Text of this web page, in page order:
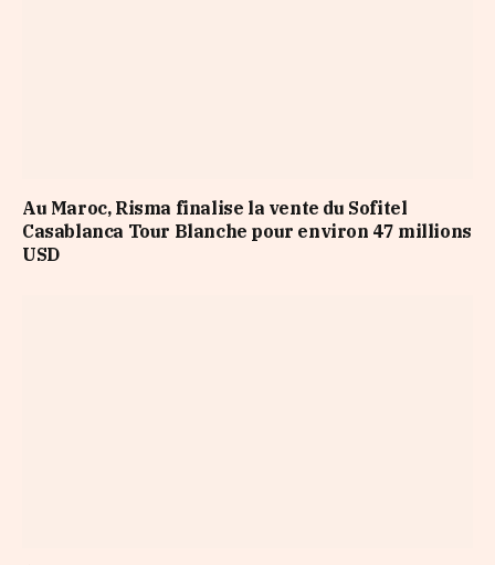
Au Maroc, Risma finalise la vente du Sofitel
Casablanca Tour Blanche pour environ 47 millions
USD